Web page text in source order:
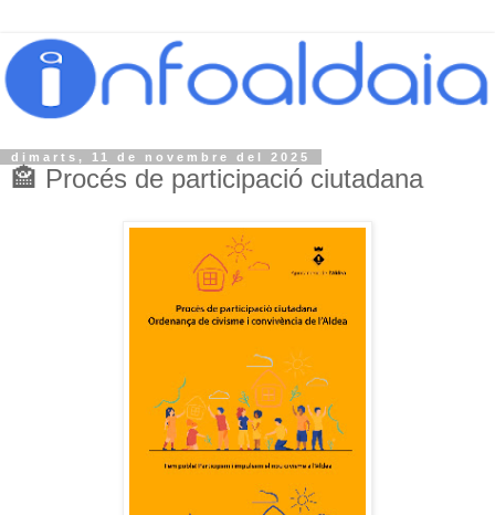
dimarts, 11 de novembre del 2025
🏤 Procés de participació ciutadana